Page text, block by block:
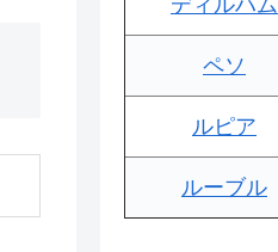
ディルハム
ペソ
ルピア
ルーブル